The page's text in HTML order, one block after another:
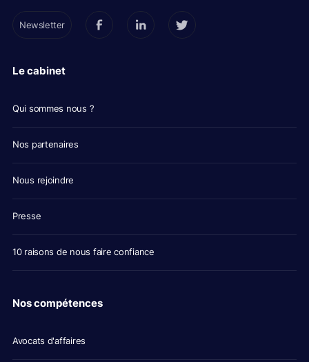
Newsletter
Le cabinet
Qui sommes nous ?
Nos partenaires
Nous rejoindre
Presse
10 raisons de nous faire confiance
Nos compétences
Avocats d'affaires